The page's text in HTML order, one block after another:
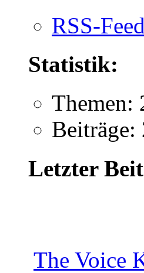
RSS-
Statistik:
Themen:
Beiträge:
Letzter
The Voice